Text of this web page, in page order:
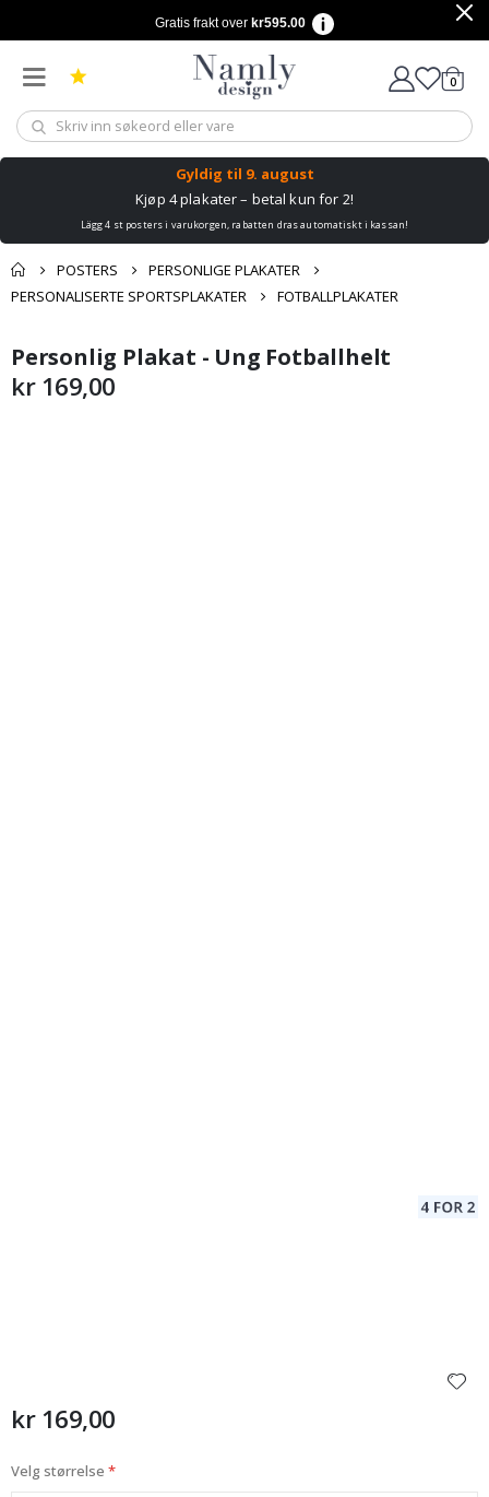
Gratis frakt over kr595.00
0varer
Gyldig til 9. august
Kjøp 4 plakater – betal kun for 2!
Lägg 4 st posters i varukorgen, rabatten dras automatiskt i kassan!
POSTERS
PERSONLIGE PLAKATER
PERSONALISERTE SPORTSPLAKATER
FOTBALLPLAKATER
Andre kjøpte
produkter
Gå
til
slutten
Gå
til
begynnelsen
Personlig Plakat - Ung Fotballhelt
kr 169,00
kr 169,00
Velg størrelse